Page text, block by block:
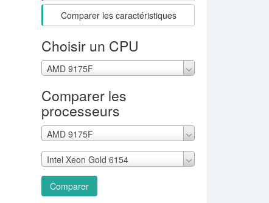
Comparer les caractéristiques
Choisir un CPU
AMD 9175F
Comparer les
processeurs
AMD 9175F
Intel Xeon Gold 6154
Comparer